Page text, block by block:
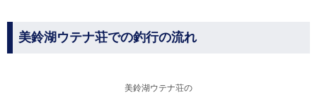
美鈴湖ウテナ荘での釣行の流れ
美鈴湖ウテナ荘の